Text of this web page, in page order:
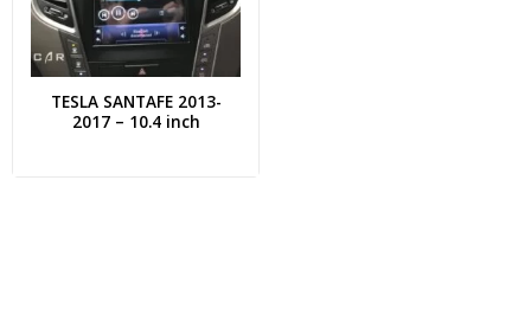
TESLA SANTAFE 2013-
2017 – 10.4 inch